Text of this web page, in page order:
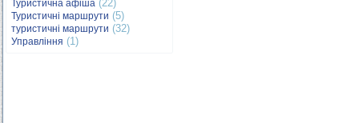
Туристична афіша (22)
Туристичні маршрути (5)
туристичні маршрути (32)
Управління (1)